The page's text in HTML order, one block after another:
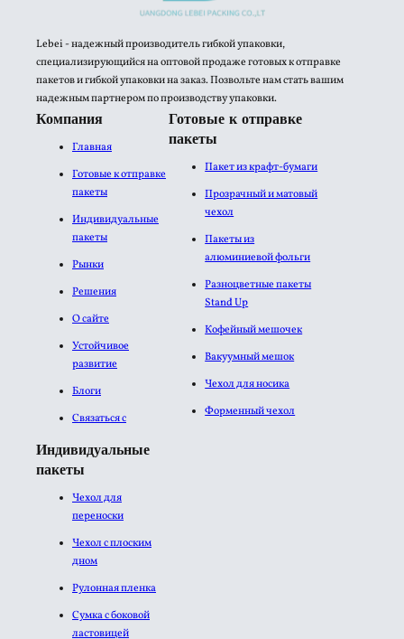
Lebei - надежный производитель гибкой упаковки,
специализирующийся на оптовой продаже готовых к отправке
пакетов и гибкой упаковки на заказ. Позвольте нам стать вашим
надежным партнером по производству упаковки.
Компания
Главная
Готовые к отправке
пакеты
Индивидуальные
пакеты
Рынки
Решения
О сайте
Устойчивое
развитие
Блоги
Связаться с
Готовые к отправке
пакеты
Пакет из крафт-бумаги
Прозрачный и матовый
чехол
Пакеты из
алюминиевой фольги​
Разноцветные пакеты
Stand Up
Кофейный мешочек
Вакуумный мешок
Чехол для носика
Форменный чехол
Индивидуальные
пакеты
Чехол для
переноски
Чехол с плоским
дном
Рулонная пленка
Сумка с боковой
ластовицей